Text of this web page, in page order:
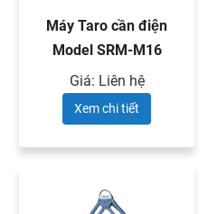
Máy Taro cần điện
Model SRM-M16
Giá: Liên hệ
Xem chi tiết